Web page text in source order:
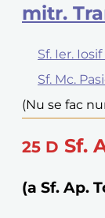
mitr.
Sf. Ier.
Sf. Mc.
(Nu se fac
25 D Sf.
(a Sf. Ap.